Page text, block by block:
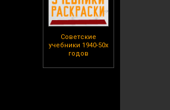
Советские
учебники 1940-50х
годов